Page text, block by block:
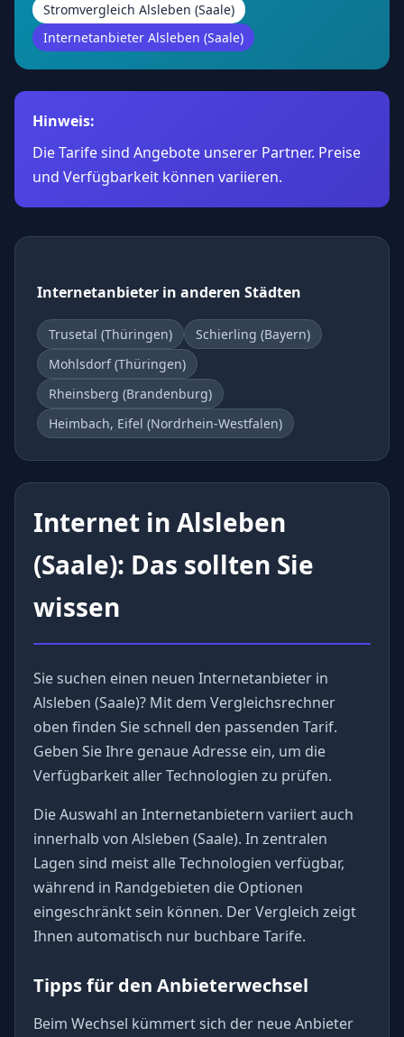
Stromvergleich Alsleben (Saale)
Internetanbieter Alsleben (Saale)
Hinweis:
Die Tarife sind Angebote unserer Partner. Preise
und Verfügbarkeit können variieren.
Internetanbieter in anderen Städten
Trusetal (Thüringen)
Schierling (Bayern)
Mohlsdorf (Thüringen)
Rheinsberg (Brandenburg)
Heimbach, Eifel (Nordrhein-Westfalen)
Internet in Alsleben
(Saale): Das sollten Sie
wissen
Sie suchen einen neuen Internetanbieter in
Alsleben (Saale)? Mit dem Vergleichsrechner
oben finden Sie schnell den passenden Tarif.
Geben Sie Ihre genaue Adresse ein, um die
Verfügbarkeit aller Technologien zu prüfen.
Die Auswahl an Internetanbietern variiert auch
innerhalb von Alsleben (Saale). In zentralen
Lagen sind meist alle Technologien verfügbar,
während in Randgebieten die Optionen
eingeschränkt sein können. Der Vergleich zeigt
Ihnen automatisch nur buchbare Tarife.
Tipps für den Anbieterwechsel
Beim Wechsel kümmert sich der neue Anbieter